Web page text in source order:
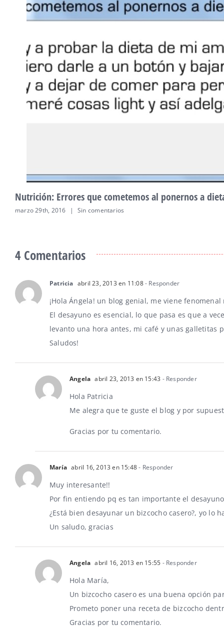
Nutrición: Los omega 3, esa grasa buena.
febrero 23rd, 2016 4 Comentarios
4 Comentarios
Patricia abril 23, 2013 en 11:08- Responder
¡Hola Ángela! un blog genial, me viene
El desayuno es esencial, lo que pasa es que a
levanto una hora antes, mi café y unas galletitas
Saludos!
Angela abril 23, 2013 en 15:43 - Responder
Hola Patricia
Me alegra que te guste el blog y por
Gracias por tu comentario.
María abril 16, 2013 en 15:48- Responder
Muy interesante!!
Por fin entiendo pq es tan importante el
¿Está bien desayunar un bizcocho casero?, yo lo
Un saludo, gracias
Angela abril 16, 2013 en 15:55 - Responder
Hola María,
Un bizcocho casero es una buena opción
Prometo poner una receta de bizcocho
Gracias por tu comentario.